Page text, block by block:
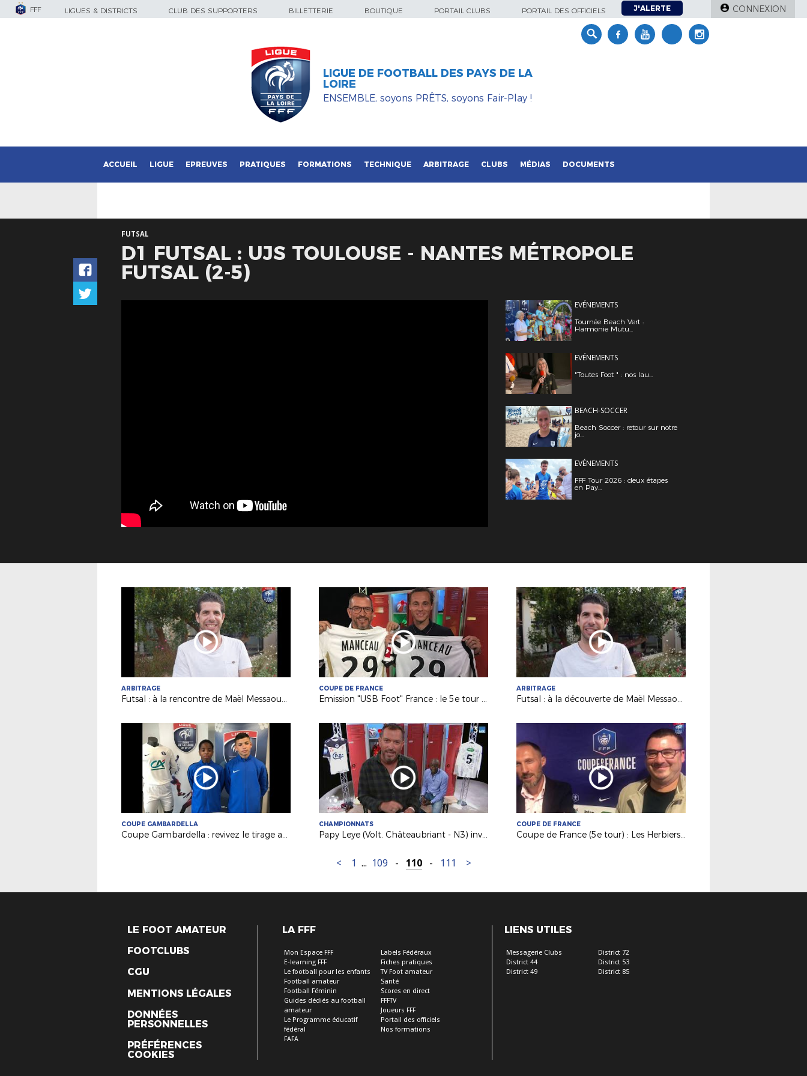
FFF LIGUES & DISTRICTS CLUB DES SUPPORTERS BILLETTERIE BOUTIQUE PORTAIL CLUBS PORTAIL DES OFFICIELS J'ALERTE CONNEXION
LIGUE DE FOOTBALL DES PAYS DE LA
LOIRE
ENSEMBLE, soyons PRÊTS, soyons Fair-Play !
ACCUEIL LIGUE EPREUVES PRATIQUES FORMATIONS TECHNIQUE ARBITRAGE CLUBS MÉDIAS DOCUMENTS
FUTSAL
D1 FUTSAL : UJS TOULOUSE - NANTES MÉTROPOLE
FUTSAL (2-5)
EVÉNEMENTS
Tournée Beach Vert :
Harmonie Mutu...
EVÉNEMENTS
"Toutes Foot " : nos lau...
BEACH-SOCCER
Beach Soccer : retour sur notre
jo...
EVÉNEMENTS
FFF Tour 2026 : deux étapes
en Pay...
ARBITRAGE
Futsal : à la rencontre de Maël Messaoudi [EPISODE 2]
COUPE DE FRANCE
Emission "USB Foot" France : le 5e tour de la Coupe de France à l'honneur !
ARBITRAGE
Futsal : à la découverte de Maël Messaoudi promu en D1 FFF
COUPE GAMBARDELLA
Coupe Gambardella : revivez le tirage au sort du 3e tour
CHAMPIONNATS
Papy Leye (Volt. Châteaubriant - N3) invité de l'émission "USB Foot" !
COUPE DE FRANCE
Coupe de France (5e tour) : Les Herbiers VF pour le FC Val de Moine (District) !
< 1 ... 109 - 110 - 111 >
LE FOOT AMATEUR
FOOTCLUBS
CGU
MENTIONS LÉGALES
DONNÉES
PERSONNELLES
PRÉFÉRENCES
COOKIES
LA FFF
Mon Espace FFF
E-learning FFF
Le football pour les enfants
Football amateur
Football Féminin
Guides dédiés au football
amateur
Le Programme éducatif
fédéral
FAFA
Labels Fédéraux
Fiches pratiques
TV Foot amateur
Santé
Scores en direct
FFFTV
Joueurs FFF
Portail des officiels
Nos formations
LIENS UTILES
Messagerie Clubs
District 44
District 49
District 72
District 53
District 85